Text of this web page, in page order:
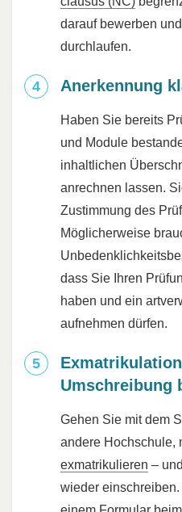
darauf bewerben
durchlaufen.
Anerkennung
Haben Sie bereits
und Module
inhaltlichen
anrechnen lassen.
Zustimmung des
Möglicherweise
dass Sie Ihren
haben und ein
aufnehmen dürfen.
Umschreibung
Gehen Sie mit dem
andere Hochschule,
exmatrikulieren –
wieder